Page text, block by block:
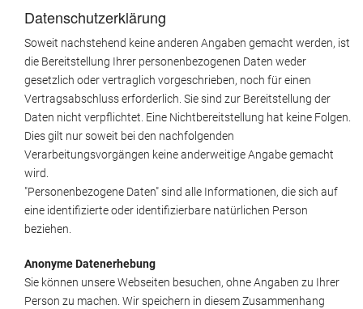
Produkte
Referenzen
Hopfenfaser
Datenschutzerklärung
Soweit nachstehend keine anderen Angaben gemacht werden, ist
die Bereitstellung Ihrer personenbezogenen Daten weder
gesetzlich oder vertraglich vorgeschrieben, noch für einen
Vertragsabschluss erforderlich. Sie sind zur Bereitstellung der
Daten nicht verpflichtet. Eine Nichtbereitstellung hat keine Folgen.
Dies gilt nur soweit bei den nachfolgenden
Verarbeitungsvorgängen keine anderweitige Angabe gemacht
wird.
"Personenbezogene Daten" sind alle Informationen, die sich auf
eine identifizierte oder identifizierbare natürlichen Person
beziehen.
Anonyme Datenerhebung
Sie können unsere Webseiten besuchen, ohne Angaben zu Ihrer
Person zu machen. Wir speichern in diesem Zusammenhang